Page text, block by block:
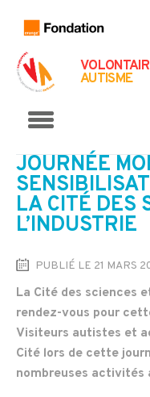
AUTISME
JOURNÉE
LA CITÉ DES
L’INDUSTRIE
PUBLIÉ LE 21 MARS
La Cité des sciences
rendez-vous pour
Visiteurs autistes et
Cité lors de cette
nombreuses activités